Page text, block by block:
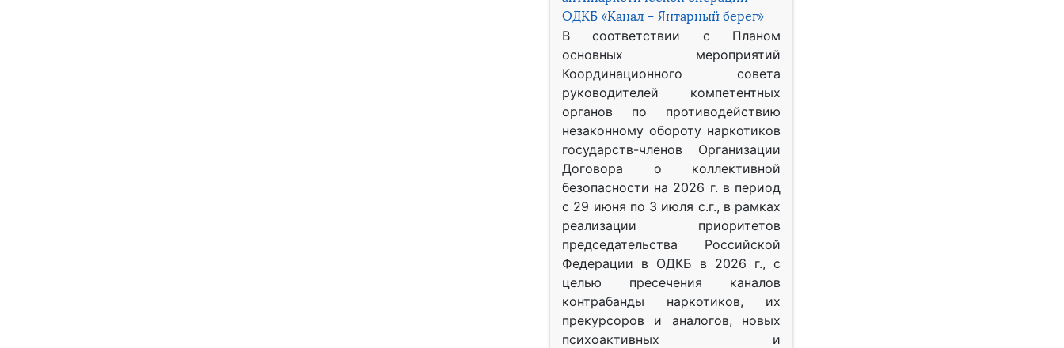
ОДКБ «Канал – Янтарный берег»
В соответствии с Планом
основных мероприятий
Координационного совета
руководителей компетентных
органов по противодействию
незаконному обороту наркотиков
государств-членов Организации
Договора о коллективной
безопасности на 2026 г. в период
с 29 июня по 3 июля с.г., в рамках
реализации приоритетов
председательства Российской
Федерации в ОДКБ в 2026 г., с
целью пресечения каналов
контрабанды наркотиков, их
прекурсоров и аналогов, новых
психоактивных и